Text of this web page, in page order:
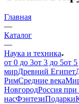
Главная
—
Каталог
—
Наука и техника
от 0 до 3от 3 до 5от
мирДревний Египет
РимСредние века
НовгородРоссия
насФэнтезиПодарки